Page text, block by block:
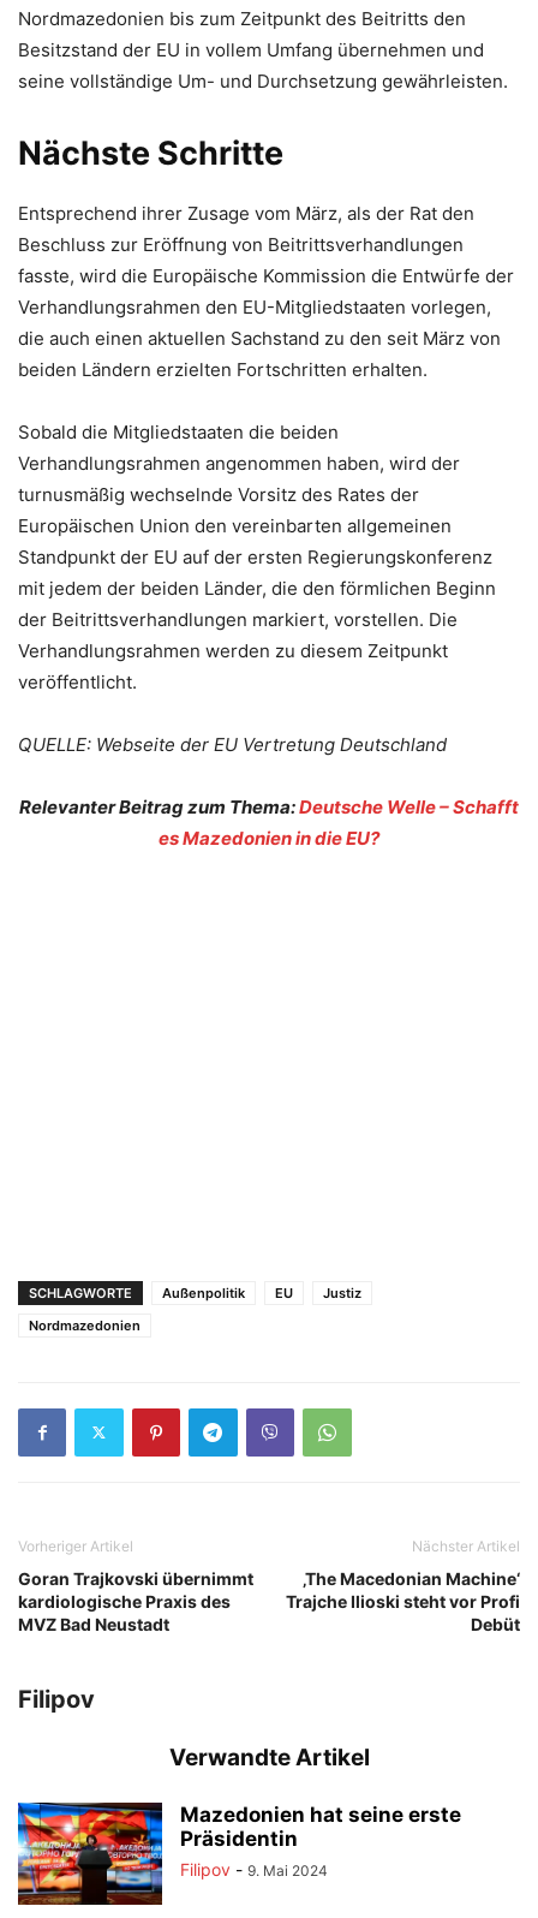
Nordmazedonien bis zum Zeitpunkt des Beitritts den
Besitzstand der EU in vollem Umfang übernehmen und
seine vollständige Um- und Durchsetzung gewährleisten.
Nächste Schritte
Entsprechend ihrer Zusage vom März, als der Rat den
Beschluss zur Eröffnung von Beitrittsverhandlungen
fasste, wird die Europäische Kommission die Entwürfe der
Verhandlungsrahmen den EU-Mitgliedstaaten vorlegen,
die auch einen aktuellen Sachstand zu den seit März von
beiden Ländern erzielten Fortschritten erhalten.
Sobald die Mitgliedstaaten die beiden
Verhandlungsrahmen angenommen haben, wird der
turnusmäßig wechselnde Vorsitz des Rates der
Europäischen Union den vereinbarten allgemeinen
Standpunkt der EU auf der ersten Regierungskonferenz
mit jedem der beiden Länder, die den förmlichen Beginn
der Beitrittsverhandlungen markiert, vorstellen. Die
Verhandlungsrahmen werden zu diesem Zeitpunkt
veröffentlicht.
QUELLE: Webseite der EU Vertretung Deutschland
Relevanter Beitrag zum Thema:Deutsche Welle – Schafft
es Mazedonien in die EU?
SCHLAGWORTE Außenpolitik EU
Justiz
Nordmazedonien
Vorheriger Artikel
Goran Trajkovski übernimmt
kardiologische Praxis des
MVZ Bad Neustadt
Nächster Artikel
‚The Macedonian Machine‘
Trajche Ilioski steht vor Profi
Debüt
Filipov
Verwandte Artikel
Mazedonien hat seine erste
Präsidentin
Filipov - 9. Mai 2024